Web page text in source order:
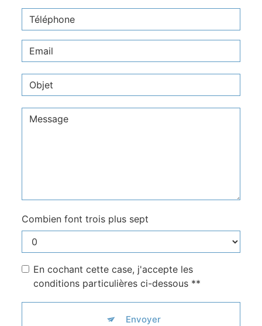
Combien font trois plus sept
En cochant cette case, j'accepte les
conditions particulières ci-dessous **
Envoyer